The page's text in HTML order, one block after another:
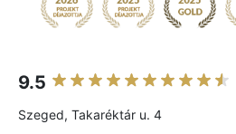
9.5
Szeged, Takaréktár u. 4